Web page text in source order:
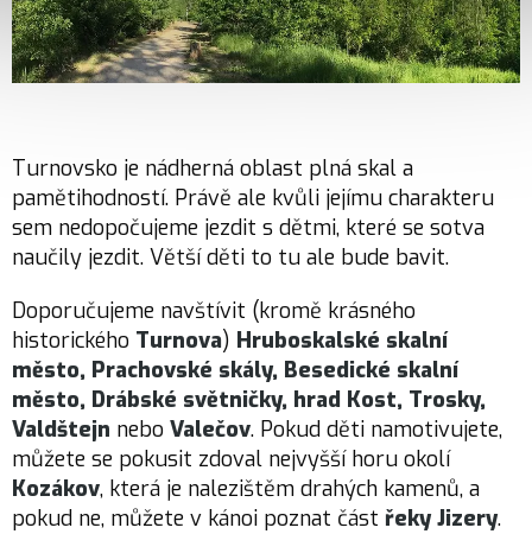
Turnovsko je nádherná oblast plná skal a
pamětihodností. Právě ale kvůli jejímu charakteru
sem nedopočujeme jezdit s dětmi, které se sotva
naučily jezdit. Větší děti to tu ale bude bavit.
Doporučujeme navštívit (kromě krásného
historického Turnova) Hruboskalské skalní
město, Prachovské skály, Besedické skalní
město, Drábské světničky, hrad Kost, Trosky,
Valdštejn nebo Valečov. Pokud děti namotivujete,
můžete se pokusit zdoval nejvyšší horu okolí
Kozákov, která je nalezištěm drahých kamenů, a
pokud ne, můžete v kánoi poznat část řeky Jizery.